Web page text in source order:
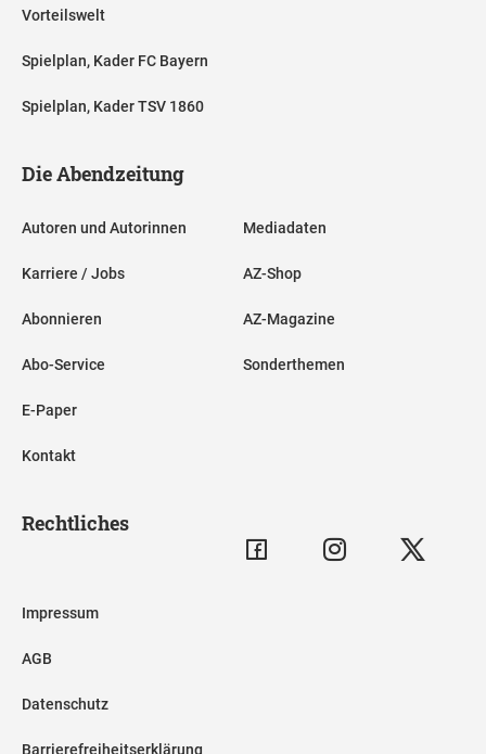
Vorteilswelt
Spielplan, Kader FC Bayern
Spielplan, Kader TSV 1860
Die Abendzeitung
Autoren und Autorinnen
Karriere / Jobs
Abonnieren
Abo-Service
E-Paper
Kontakt
Mediadaten
AZ-Shop
AZ-Magazine
Sonderthemen
Rechtliches
Impressum
AGB
Datenschutz
Barrierefreiheitserklärung